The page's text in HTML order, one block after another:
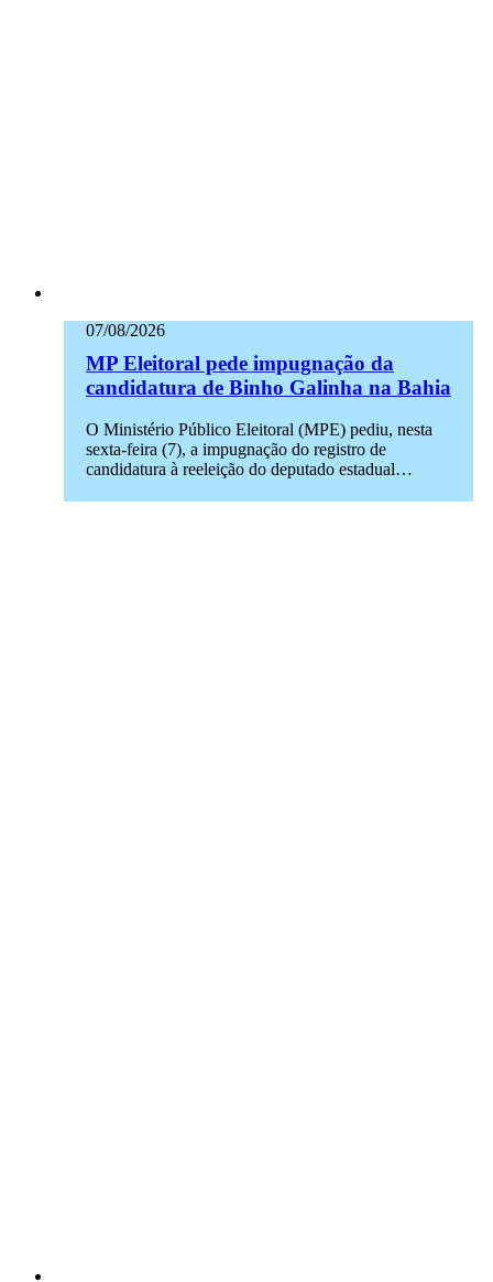
07/08/2026
MP Eleitoral pede impugnação da
candidatura de Binho Galinha na Bahia
O Ministério Público Eleitoral (MPE) pediu, nesta
sexta-feira (7), a impugnação do registro de
candidatura à reeleição do deputado estadual…